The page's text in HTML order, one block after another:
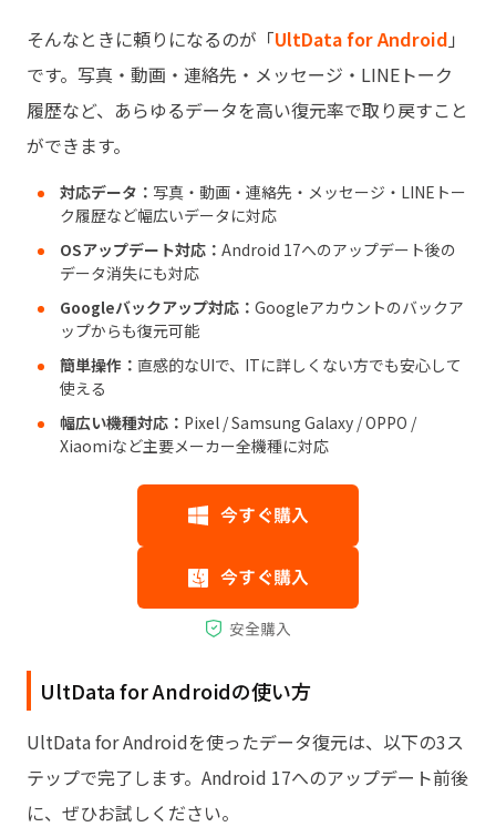
そんなときに頼りになるのが「UltData for Android 」
です。写真・動画・連絡先・メッセージ・LINEトーク
履歴など、あらゆるデータを高い復元率で取り戻すこと
ができます。
対応データ： 写真・動画・連絡先・メッセージ・LINEトー
ク履歴など幅広いデータに対応
OSアップデート対応： Android 17へのアップデート後の
データ消失にも対応
Googleバックアップ対応： Googleアカウントのバックア
ップからも復元可能
簡単操作： 直感的なUIで、ITに詳しくない方でも安心して
使える
幅広い機種対応： Pixel / Samsung Galaxy / OPPO /
Xiaomiなど主要メーカー全機種に対応
UltData for Androidの使い方
UltData for Androidを使ったデータ復元は、以下の3ス
テップで完了します。Android 17へのアップデート前後
に、ぜひお試しください。